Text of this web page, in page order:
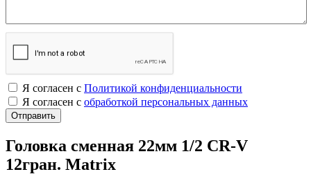
Я согласен с Политикой конфиденциальности
Я согласен с обработкой персональных данных
Головка сменная 22мм 1/2 CR-V
12гран. Matrix